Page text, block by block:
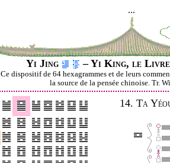
...
Yi Jing – Yi King, le
Ce dispositif de 64 hexagrammes et de leurs
la source de la pensée chinoise. Tr.
14. Ta